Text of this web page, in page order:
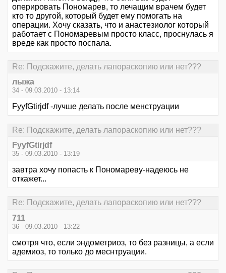
оперировать Пономарев, то лечащим врачем будет
кто то другой, который будет ему помогать на
операции. Хочу сказать, что и анастезиолог который
работает с Пономаревым просто класс, проснулась я
вреде как просто поспала.
Re: Подскажите, делать лапораскопию или нет???
лыжа
34 - 09.03.2010 - 13:14
FyyfGtirjdf -лучше делать после менструации
Re: Подскажите, делать лапораскопию или нет???
FyyfGtirjdf
35 - 09.03.2010 - 13:19
завтра хочу попасть к Пономареву-надеюсь не
откажет...
Re: Подскажите, делать лапораскопию или нет???
711
36 - 09.03.2010 - 13:22
смотря что, если эндометриоз, то без разницы, а если
адемиоз, то только до меснтруации.